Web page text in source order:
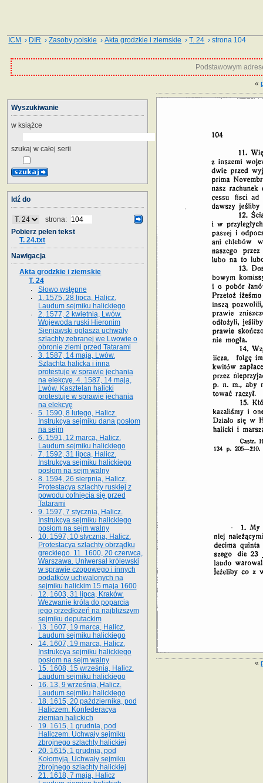
ICM › DIR ›Zasoby polskie ›Akta grodzkie i ziemskie ›T. 24 › strona 104
Podstawowym
«
«
Wyszukiwanie
w książce
szukaj w całej serii
Idź do
strona:
Pobierz pełen tekst
T. 24.txt
Nawigacja
Akta grodzkie i ziemskie
T. 24
Słowo wstępne
1. 1575, 28 lipca, Halicz.
Laudum sejmiku halickiego
2. 1577, 2 kwietnia, Lwów.
Wojewoda ruski Hieronim
Sieniawski ogłasza uchwały
szlachty zebranej we Lwowie o
obronie ziemi przed Tatarami
3. 1587, 14 maja, Lwów.
Szlachta halicka i inna
protestuje w sprawie jechania
na elekcyę. 4. 1587, 14 maja,
Lwów. Kasztelan halicki
protestuje w sprawie jechania
na elekcyę
5. 1590, 8 lutego, Halicz.
Instrukcya sejmiku dana posłom
na sejm
6. 1591, 12 marca, Halicz.
Laudum sejmiku halickiego
7. 1592, 31 lipca, Halicz.
Instrukcya sejmiku halickiego
posłom na sejm walny
8. 1594, 26 sierpnia, Halicz.
Protestacya szlachty ruskiej z
powodu cofnięcia się przed
Tatarami
9. 1597, 7 stycznia, Halicz.
Instrukcya sejmiku halickiego
posłom na sejm walny
10. 1597, 10 stycznia, Halicz.
Protestacya szlachty obrządku
greckiego. 11. 1600, 20 czerwca,
Warszawa. Uniwersał królewski
w sprawie czopowego i innych
podatków uchwalonych na
sejmiku halickim 15 maja 1600
12. 1603, 31 lipca, Kraków.
Wezwanie króla do poparcia
jego przedłożeń na najbliższym
sejmiku deputackim
13. 1607, 19 marca, Halicz.
Laudum sejmiku halickiego
14. 1607, 19 marca, Halicz.
Instrukcya sejmiku halickiego
posłom na sejm walny
15. 1608, 15 września, Halicz.
Laudum sejmiku halickiego
16. 13, 9 września, Halicz.
Laudum sejmiku halickiego
18. 1615, 20 października, pod
Haliczem. Konfederacya
ziemian halickich
19. 1615, 1 grudnia, pod
Haliczem. Uchwały sejmiku
zbrojnego szlachty halickiej
20. 1615, 1 grudnia, pod
Kołomyją. Uchwały sejmiku
zbrojnego szlachty halickiej
21. 1618, 7 maja, Halicz